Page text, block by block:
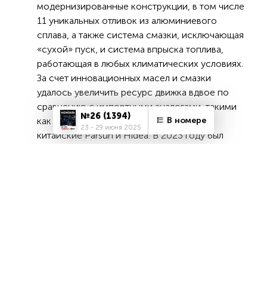
№26 (1394)
23 - 29 июня 2025
В номере
модернизированные конструкции, в том числе
11 уникальных отливок из алюминиевого
сплава, а также система смазки, исключающая
«сухой» пуск, и система впрыска топлива,
работающая в любых климатических условиях.
За счет инновационных масел и смазки
удалось увеличить ресурс движка вдвое по
сравнению с импортными аналогами, такими
как японский Yamaha,
китайские Parsun и Hidea. В 2023 году был